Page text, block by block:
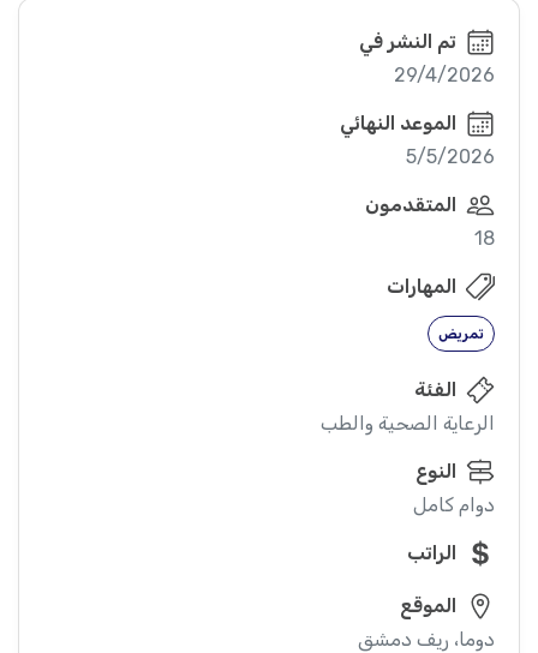
تم النشر في
29/4/2026
الموعد النهائي
5/5/2026
المتقدمون
18
المهارات
تمريض
الفئة
الرعاية الصحية والطب
النوع
دوام كامل
الراتب
الموقع
دوما، ريف دمشق